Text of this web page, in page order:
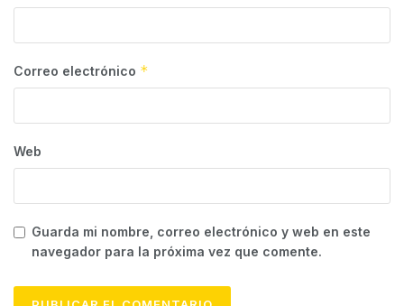
Correo electrónico *
Web
Guarda mi nombre, correo electrónico y web en este
navegador para la próxima vez que comente.